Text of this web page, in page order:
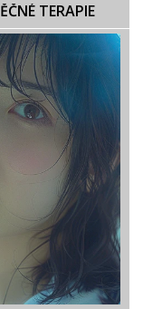
TERAPIE